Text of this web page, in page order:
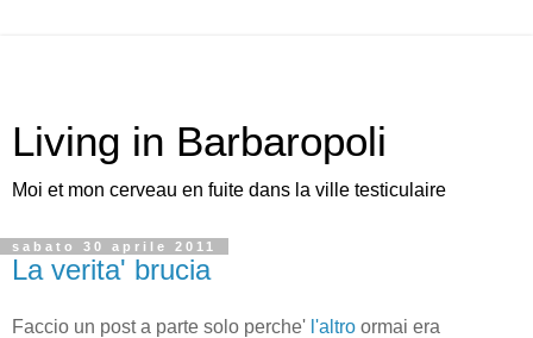
Living in Barbaropoli
Moi et mon cerveau en fuite dans la ville testiculaire
sabato 30 aprile 2011
La verita' brucia
Faccio un post a parte solo perche' l'altro ormai era